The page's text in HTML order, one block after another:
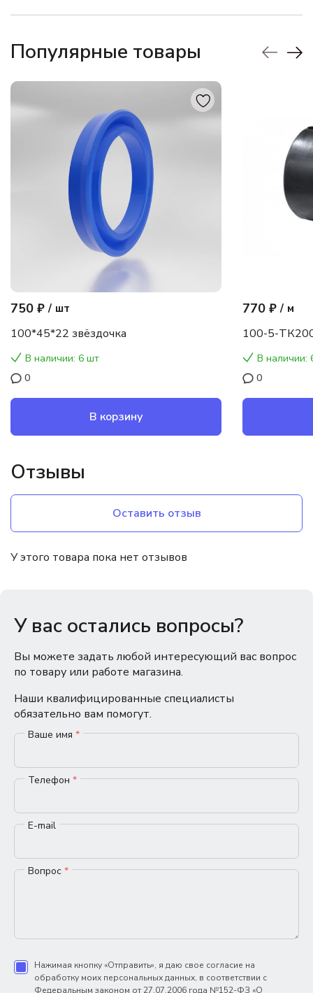
Популярные товары
750 ₽ / шт
100*45*22 звёздочка
В наличии: 6 шт
0
В корзину
770 ₽ / м
100-5-
В наличии:
0
Отзывы
Оставить отзыв
У этого товара пока нет отзывов
У вас остались вопросы?
Вы можете задать любой интересующий вас вопрос
по товару или работе магазина.
Наши квалифицированные специалисты
обязательно вам помогут.
Ваше имя *
Телефон *
E-mail
Вопрос *
Нажимая кнопку «Отправить», я даю свое согласие на
обработку моих персональных данных, в соответствии с
Федеральным законом от 27.07.2006 года №152-ФЗ «О